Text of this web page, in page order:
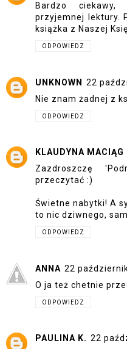
Bardzo ciekawy,
przyjemnej lektury.
książka z Naszej
ODPOWIEDZ
UNKNOWN 22
Nie znam żadnej z
ODPOWIEDZ
KLAUDYNA MACIĄG
Zazdroszczę
przeczytać :)
Świetne nabytki! A
to nic dziwnego,
ODPOWIEDZ
ANNA 22
O ja też chetnie
ODPOWIEDZ
PAULINA K. 22